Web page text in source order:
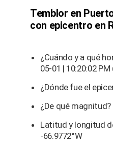
Temblor en
con epicentro en
¿Cuándo y a qué
05-01 | 10:20:02
¿Dónde fue el
¿De qué magnitud?
Latitud y longitud
-66.9772°W